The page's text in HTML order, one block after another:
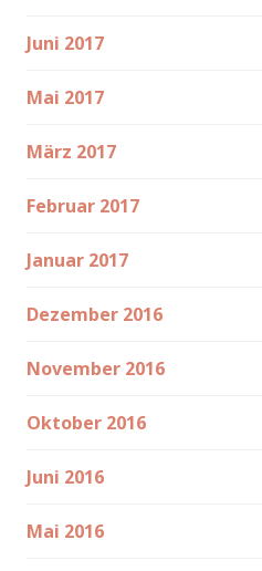
Juni 2017
Mai 2017
März 2017
Februar 2017
Januar 2017
Dezember 2016
November 2016
Oktober 2016
Juni 2016
Mai 2016